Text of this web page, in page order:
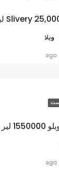
ویلا